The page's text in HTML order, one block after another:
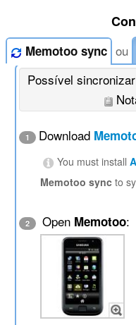
Memotoo sync ou
Possível
1 Download
You must install
Memotoo sync to
2 Open Memotoo: